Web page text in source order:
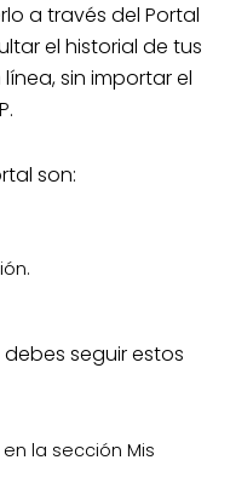
a través del Portal
el historial de tus
sin importar el
son:
seguir estos
la sección Mis